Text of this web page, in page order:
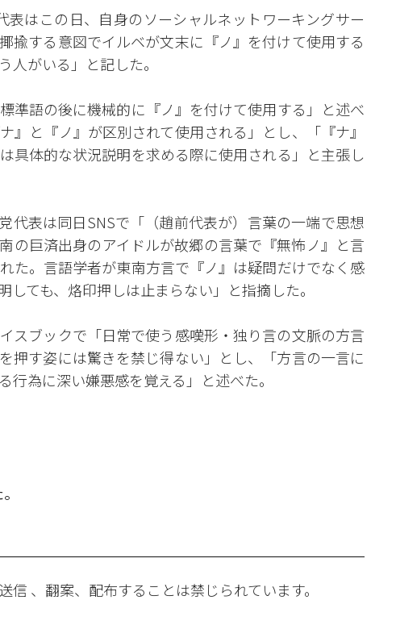
表はこの日、自身のソーシャルネットワーキングサー
揄する意図でイルベが文末に『ノ』を付けて使用する
人がいる」と記した。
準語の後に機械的に『ノ』を付けて使用する」と述べ
』と『ノ』が区別されて使用される」とし、「『ナ』
具体的な状況説明を求める際に使用される」と主張し
代表は同日SNSで「（趙前代表が）言葉の一端で思想
の巨済出身のアイドルが故郷の言葉で『無怖ノ』と言
た。言語学者が東南方言で『ノ』は疑問だけでなく感
ても、烙印押しは止まらない」と指摘した。
スブックで「日常で使う感嘆形・独り言の文脈の方言
押す姿には驚きを禁じ得ない」とし、「方言の一言に
為に深い嫌悪感を覚える」と述べた。
、翻案、配布することは禁じられています。